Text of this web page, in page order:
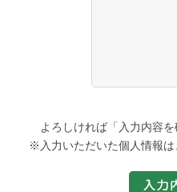
よろしければ「入力内容
※入力いただいた個人情報